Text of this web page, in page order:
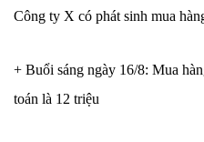
Công ty X có phát sinh mua
+ Buổi sáng ngày 16/8: Mua
toán là 12 triệu